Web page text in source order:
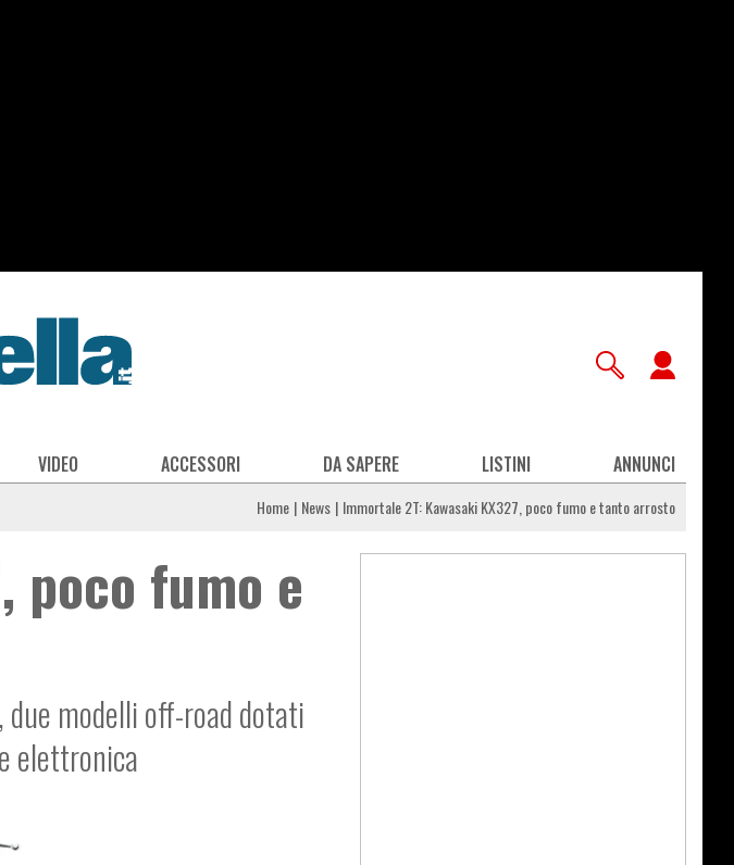
VIDEO ACCESSORI DA SAPERE LISTINI ANNUNCI
Home News Immortale 2T: Kawasaki KX327, poco fumo e tanto arrosto
poco fumo e
modelli off-road dotati
elettronica